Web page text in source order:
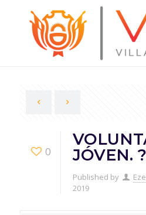
0
JÓVEN.
Published by
2019